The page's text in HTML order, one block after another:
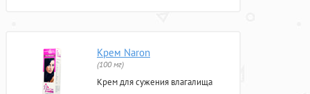
Крем Naron
(100 мг)
Крем для сужения влагалища